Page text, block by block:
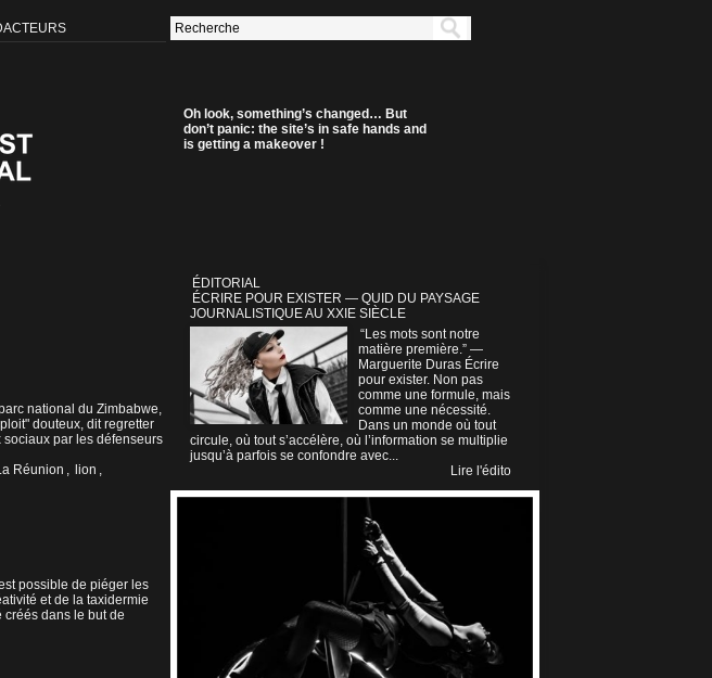
Oh look, something’s changed… But
don’t panic: the site’s in safe hands and
is getting a makeover !
national du Zimbabwe,
douteux, dit regretter
par les défenseurs
Réunion , lion ,
possible de piéger les
et de la taxidermie
créés dans le but de
ÉDITORIAL
ÉCRIRE POUR EXISTER — QUID DU PAYSAGE
JOURNALISTIQUE AU XXIE SIÈCLE
“Les mots sont notre
matière première.” —
Marguerite Duras Écrire
pour exister. Non pas
comme une formule, mais
comme une nécessité.
Dans un monde où tout
circule, où tout s’accélère, où l’information se multiplie
jusqu’à parfois se confondre avec...
Lire l'édito